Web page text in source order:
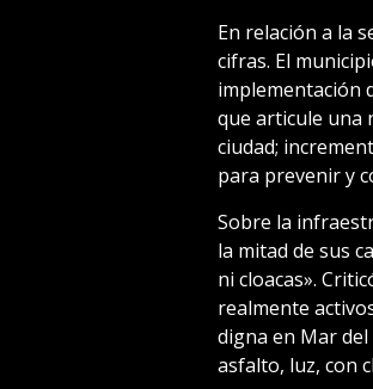
En relación a la
cifras. El
implementación
que articule una
ciudad;
para prevenir y
Sobre la
la mitad de sus
ni cloacas».
realmente
digna en Mar
asfalto, luz, con